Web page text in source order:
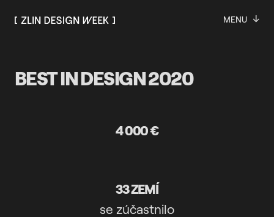
MENU ↓
BEST IN DESIGN 2020
4 000 €
33 ZEMÍ
se zúčastnilo